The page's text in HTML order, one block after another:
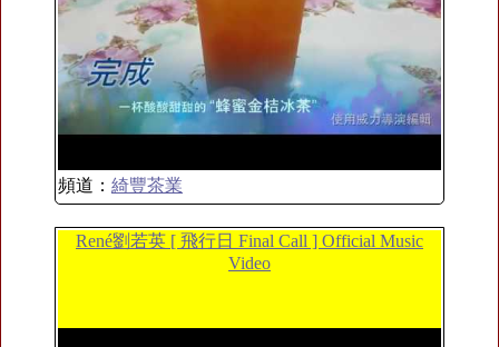
頻道： 綺豐茶業
René劉若英 [ 飛行日 Final Call ] Official Music
Video